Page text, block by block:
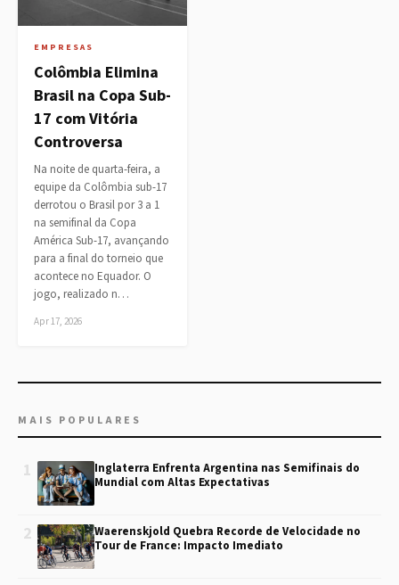
EMPRESAS
Colômbia Elimina
Brasil na Copa Sub-
17 com Vitória
Controversa
Na noite de quarta-feira, a
equipe da Colômbia sub-17
derrotou o Brasil por 3 a 1
na semifinal da Copa
América Sub-17, avançando
para a final do torneio que
acontece no Equador. O
jogo, realizado n…
Apr 17, 2026
MAIS POPULARES
1
Inglaterra Enfrenta Argentina nas Semifinais do
Mundial com Altas Expectativas
2
Waerenskjold Quebra Recorde de Velocidade no
Tour de France: Impacto Imediato